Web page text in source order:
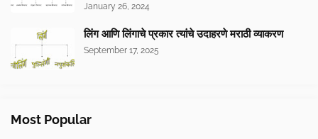
January 26, 2024
लिंग आणि लिंगाचे प्रकार त्यांचे उदाहरणे मराठी व्याकरण
September 17, 2025
Most Popular